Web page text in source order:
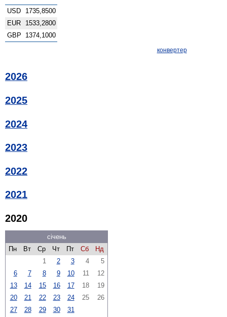
USD
1735,8500
EUR
1533,2800
GBP
1374,1000
конвертер
2026
2025
2024
2023
2022
2021
2020
січень
Пн
Вт Ср Чт Пт Сб
Нд
1
2 3 4
5
6
7 8 9 10 11
12
13
14 15 16 17 18
19
20
21 22 23 24 25
26
27
28 29 30 31